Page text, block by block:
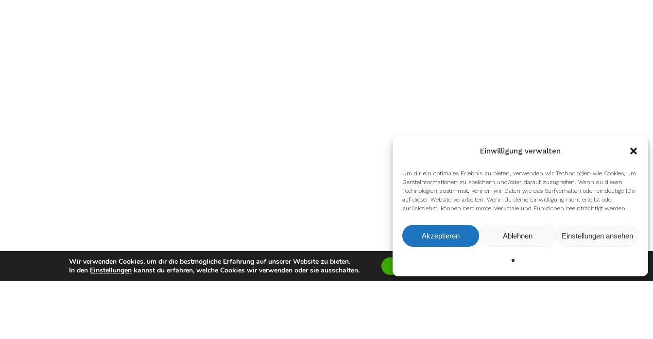
Einwilligung verwalten
Um dir ein optimales Erlebnis zu bieten, verwenden wir Technologien wie Cookies, um
Geräteinformationen zu speichern und/oder darauf zuzugreifen. Wenn du diesen
Technologien zustimmst, können wir Daten wie das Surfverhalten oder eindeutige IDs
auf dieser Website verarbeiten. Wenn du deine Einwillligung nicht erteilst oder
zurückziehst, können bestimmte Merkmale und Funktionen beeinträchtigt werden.
Akzeptieren Ablehnen Einstellungen ansehen
Wir verwenden Cookies, um dir die bestmögliche Erfahrung auf unserer Website zu bieten.
In den Einstellungen kannst du erfahren, welche Cookies wir verwenden oder sie ausschalten.